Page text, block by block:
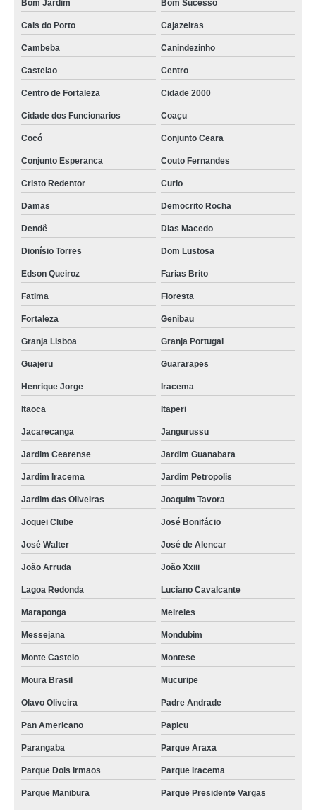
jazigos 5 gavetas preço Boa Vista
jazigo 4 gavetas preço Luciano Cavalcante
valor de jazigos da família Chorozinho
jazigo família valor Parquelandia
preço de jazigos em mármore Papicu
jazigo 5 gavetas valor Aeroporto
jazigos 4 gavetas preço José de Alencar
jazigo família preço Quintino Cunha
preço de jazigos 5 gavetas Messejana
jazigo família Mucuripe
preço de jazigos de 3 gavetas Vila Velha
jazigo 4 gavetas valor Dendê
valor de jazigos em mármore Salinas
valor de jazigos perpétuos Meireles
jazigos da família valor Granja Portugal
jazigos da família Vila Peri
jazigos em mármore Farias Brito
jazigo 5 gavetas valor Mondubim
jazigos perpétuos Joaquim Tavora
jazigos de 3 gavetas preço Cidade 2000
jazigo triplo valor Parque Iracema
preço de jazigo 5 gavetas São Luís do Curu
jazigos em mármore preço João Xxiii
preço de jazigos perpétuos Couto Fernandes
preço de jazigos de 3 gavetas Curio
preço de jazigo família Pirambu
jazigos perpétuos preço Itaoca
jazigo 5 gavetas Guaiúba
Bom Jardim Bom Sucesso
Cais do Porto Cajazeiras
Cambeba Canindezinho
Castelao Centro
Centro de Fortaleza Cidade 2000
Cidade dos Funcionarios Coaçu
Cocó Conjunto Ceara
Conjunto Esperanca Couto Fernandes
Cristo Redentor Curio
Damas Democrito Rocha
Dendê Dias Macedo
Dionísio Torres Dom Lustosa
Edson Queiroz Farias Brito
Fatima Floresta
Fortaleza Genibau
Granja Lisboa Granja Portugal
Guajeru Guararapes
Henrique Jorge Iracema
Itaoca Itaperi
Jacarecanga Jangurussu
Jardim Cearense Jardim Guanabara
Jardim Iracema Jardim Petropolis
Jardim das Oliveiras Joaquim Tavora
Joquei Clube José Bonifácio
José Walter José de Alencar
João Arruda João Xxiii
Lagoa Redonda Luciano Cavalcante
Maraponga Meireles
Messejana Mondubim
Monte Castelo Montese
Moura Brasil Mucuripe
Olavo Oliveira Padre Andrade
Pan Americano Papicu
Parangaba Parque Araxa
Parque Dois Irmaos Parque Iracema
Parque Manibura Parque Presidente Vargas